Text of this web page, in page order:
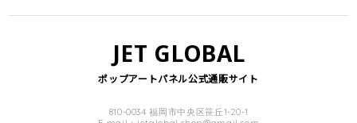
JET GLOBAL
ポップアートパネル公式通販サイト
810-0034 福岡市中央区笹丘1-20-1